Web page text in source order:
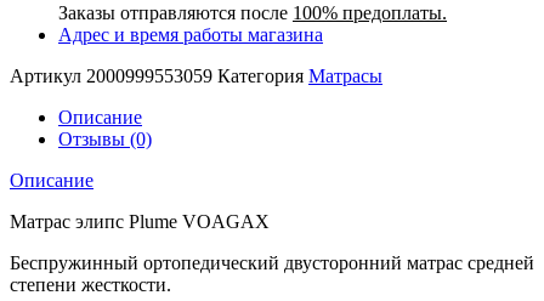
холлкон
трикотаж
Заказы отправляются после 100% предоплаты.
Адрес и время работы магазина
Артикул 2000999553059 Категория Матрасы
Описание
Отзывы (0)
Описание
Матрас элипс Plume VOAGAX
Беспружинный ортопедический двусторонний матрас средней
степени жесткости.